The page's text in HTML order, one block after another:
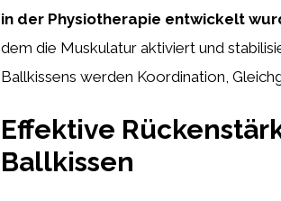
in der Physiotherapie entwickelt
dem die Muskulatur aktiviert und
Ballkissens werden Koordination,
Effektive
Ballkissen